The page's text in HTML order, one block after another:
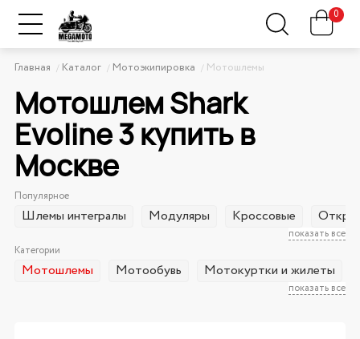
0
Главная Каталог Мотоэкипировка Мотошлемы
Мотошлем Shark
Evoline 3 купить в
Москве
Популярное
показать все
Шлемы интегралы Модуляры Кроссовые
Категории
показать все
Мотошлемы Мотообувь Мотокуртки и жилеты